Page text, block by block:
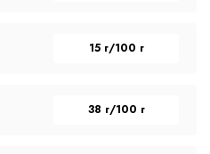
15 г/100 г
38 г/100 г